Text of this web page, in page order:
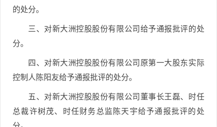
的处分。
三、对新大洲控股股份有限公司给予通报批评的处
分。
四、对新大洲控股股份有限公司原第一大股东实际
控制人陈阳友给予通报批评的处分。
五、对新大洲控股股份有限公司董事长王磊、时任
总裁许树茂、时任财务总监陈天宇给予通报批评的处